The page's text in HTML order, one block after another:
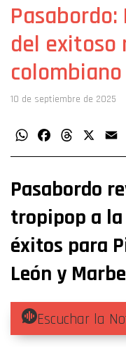
del exitoso
colombiano
10 de septiembre de 2025
WhatsAppFacebookThreads
Pasabordo
tropipop a
éxitos para
León y
Escuchar la